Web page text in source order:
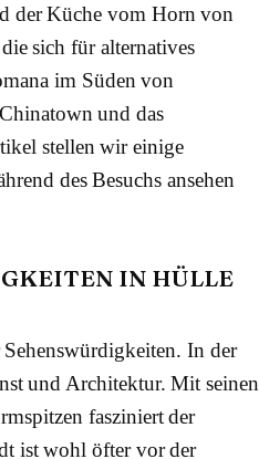
der Küche vom Horn von
sich für alternatives
im Süden von
und das
stellen wir einige
des Besuchs ansehen
IN HÜLLE
In der
und Architektur. Mit seinen
fasziniert der
ist wohl öfter vor der